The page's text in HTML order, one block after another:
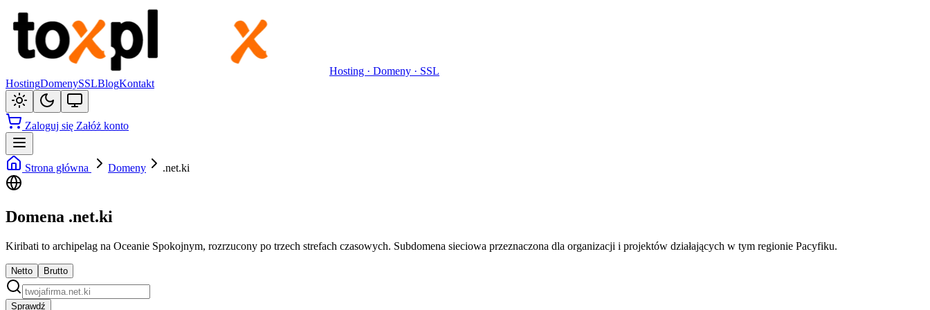
Hosting · Domeny · SSL
HostingDomenySSLBlogKontakt
Zaloguj się Załóż konto
Strona główna Domeny .net.ki
Domena .net.ki
Kiribati to archipelag na Oceanie Spokojnym, rozrzucony po trzech strefach czasowych. Subdomena sieciowa przeznaczona dla organizacji i projektów działających w tym regionie Pacyfiku.
Netto Brutto
Sprawdź